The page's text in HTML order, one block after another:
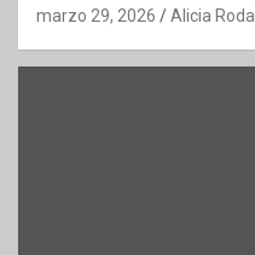
marzo 29, 2026 Alicia Rodal